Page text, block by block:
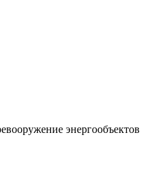
энергообъектов